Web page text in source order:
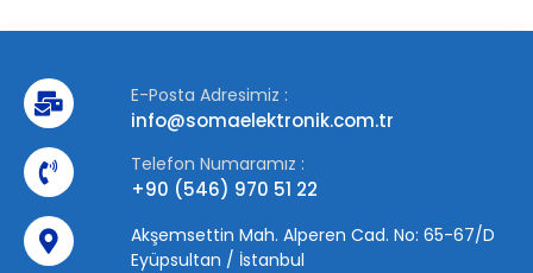
E-Posta Adresimiz :
info@somaelektronik.com.tr
Telefon Numaramız :
+90 (546) 970 51 22
Akşemsettin Mah. Alperen Cad. No: 65-67/D
Eyüpsultan / İstanbul